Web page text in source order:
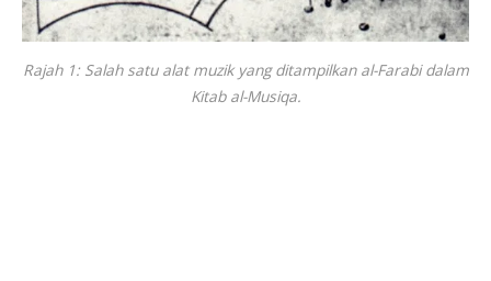
Rajah 1: Salah satu alat muzik yang ditampilkan al-Farabi dalam
Kitab al-Musiqa.